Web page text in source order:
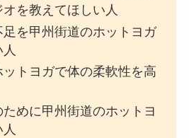
オを教えてほしい人
足を甲州街道のホットヨガ
トヨガで体の柔軟性を高
めに甲州街道のホットヨ